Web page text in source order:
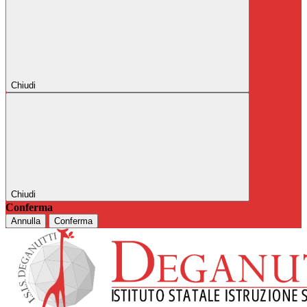
Chiudi
Chiudi
Conferma
Annulla Conferma